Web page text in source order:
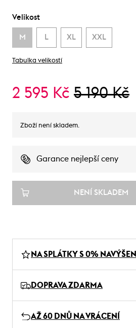
Velikost
M L XL XXL
Tabulka velikostí
2 595 Kč 5 190 Kč
Zboží není skladem.
Garance nejlepší ceny
NENÍ SKLADEM
NA SPLÁTKY S 0% NAVÝŠENÍ
DOPRAVA ZDARMA
AŽ 60 DNŮ NA VRÁCENÍ